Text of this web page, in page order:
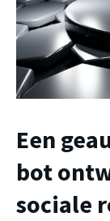
Een
bot
sociale